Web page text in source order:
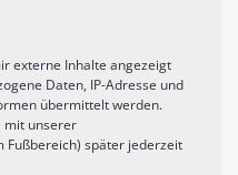
externe Inhalte angezeigt
Daten, IP-Adresse und
übermittelt werden.
mit unserer
Fußbereich) später jederzeit